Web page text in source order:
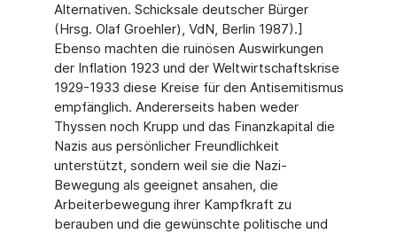
Alternativen. Schicksale deutscher Bürger
(Hrsg. Olaf Groehler), VdN, Berlin 1987).]
Ebenso machten die ruinösen Auswirkungen
der Inflation 1923 und der Weltwirtschaftskrise
1929-1933 diese Kreise für den Antisemitismus
empfänglich. Andererseits haben weder
Thyssen noch Krupp und das Finanzkapital die
Nazis aus persönlicher Freundlichkeit
unterstützt, sondern weil sie die Nazi-
Bewegung als geeignet ansahen, die
Arbeiterbewegung ihrer Kampfkraft zu
berauben und die gewünschte politische und